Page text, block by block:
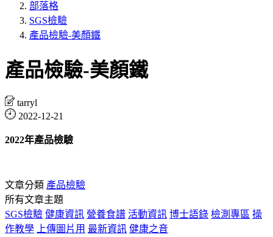
部落格
SGS檢驗
產品檢驗-美顏鐵
產品檢驗-美顏鐵
tarryl
2022-12-21
2022年產品檢驗
文章分類 產品檢驗
所有文章主題
SGS檢驗 健康資訊 營養食譜 活動資訊 博士語錄 檢測專區 操
作教學
上傳圖片用 最新資訊 健康之音